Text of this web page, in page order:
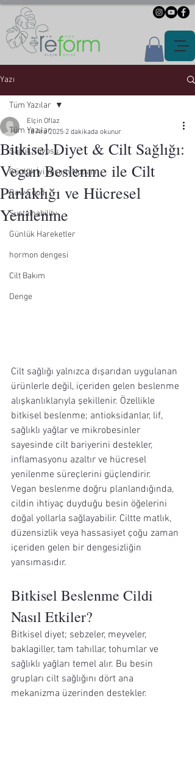
Yazı
Tüm Yazılar
Sağlık Tüyosu
Günlük İyi Yaşam Notları
Raw Food
Sustainability
Günlük Hareketler
hormon dengesi
Cilt Bakım
Denge
Tüm Yazılar
Bitkisel Diyet & Cilt Sağlığı:
Vegan Beslenme ile Cilt
Parlaklığı ve Hücresel
Yenilenme
Elçin Oflaz
18 Ara 2025 2 dakikada okunur
Cilt sağlığı yalnızca dışarıdan uygulanan
ürünlerle değil, içeriden gelen beslenme
alışkanlıklarıyla şekillenir. Özellikle
bitkisel beslenme; antioksidanlar, lif,
sağlıklı yağlar ve mikrobesinler
sayesinde cilt bariyerini destekler,
inflamasyonu azaltır ve hücresel
yenilenme süreçlerini güçlendirir.
Vegan beslenme doğru planlandığında,
cildin ihtiyaç duyduğu besin öğelerini
doğal yollarla sağlayabilir. Ciltte matlık,
düzensizlik veya hassasiyet çoğu zaman
içeriden gelen bir dengesizliğin
yansımasıdır.
Bitkisel Beslenme Cildi
Nasıl Etkiler?
Bitkisel diyet; sebzeler, meyveler,
baklagiller, tam tahıllar, tohumlar ve
sağlıklı yağları temel alır. Bu besin
grupları cilt sağlığını dört ana
mekanizma üzerinden destekler.